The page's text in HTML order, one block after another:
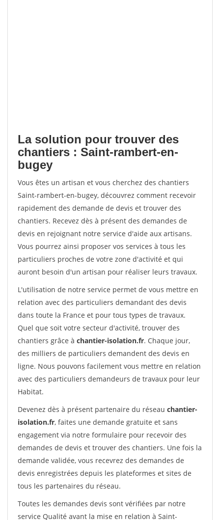
La solution pour trouver des
chantiers : Saint-rambert-en-
bugey
Vous êtes un artisan et vous cherchez des chantiers
Saint-rambert-en-bugey, découvrez comment recevoir
rapidement des demande de devis et trouver des
chantiers. Recevez dès à présent des demandes de
devis en rejoignant notre service d'aide aux artisans.
Vous pourrez ainsi proposer vos services à tous les
particuliers proches de votre zone d'activité et qui
auront besoin d'un artisan pour réaliser leurs travaux.
L'utilisation de notre service permet de vous mettre en
relation avec des particuliers demandant des devis
dans toute la France et pour tous types de travaux.
Quel que soit votre secteur d'activité, trouver des
chantiers grâce à chantier-isolation.fr. Chaque jour,
des milliers de particuliers demandent des devis en
ligne. Nous pouvons facilement vous mettre en relation
avec des particuliers demandeurs de travaux pour leur
Habitat.
Devenez dès à présent partenaire du réseau chantier-
isolation.fr, faites une demande gratuite et sans
engagement via notre formulaire pour recevoir des
demandes de devis et trouver des chantiers. Une fois la
demande validée, vous recevrez des demandes de
devis enregistrées depuis les plateformes et sites de
tous les partenaires du réseau.
Toutes les demandes devis sont vérifiées par notre
service Qualité avant la mise en relation à Saint-